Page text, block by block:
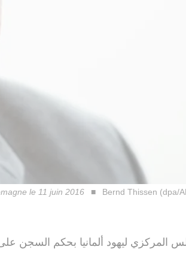
le 11 juin 2016 Bernd Thissen (dpa/
المركزي ليهود ألمانيا بحكم السجن